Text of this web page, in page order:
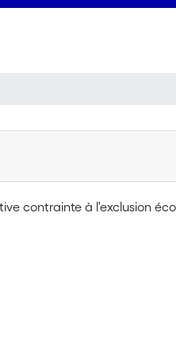
contrainte à l'exclusion